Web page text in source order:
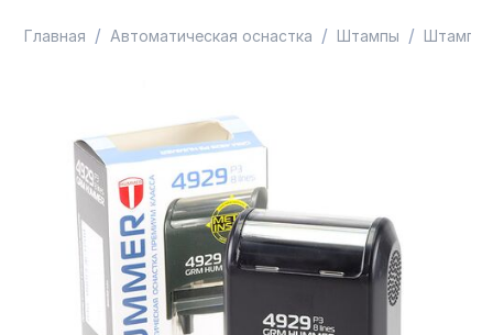
Главная / Автоматическая оснастка / Штампы / Штампы